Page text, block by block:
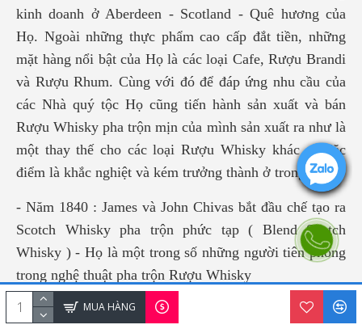
MUA HÀNG
kinh doanh ở Aberdeen - Scotland - Quê hương của
Họ. Ngoài những thực phẩm cao cấp đắt tiền, những
mặt hàng nổi bật của Họ là các loại Cafe, Rượu Brandi
và Rượu Rhum. Cùng với đó để đáp ứng nhu cầu của
các Nhà quý tộc Họ cũng tiến hành sản xuất và bán
Rượu Whisky pha trộn mịn của mình sản xuất ra như là
một thay thế cho các loại Rượu Whisky khác có đặc
điểm là khắc nghiệt và kém trưởng thành ở trong vùng.
- Năm 1840 : James và John Chivas bắt đầu chế tạo ra
Scotch Whisky pha trộn phức tạp ( Blend Scotch
Whisky ) - Họ là một trong số những người tiên phong
trong nghệ thuật pha trộn Rượu Whisky
- Năm 1843 : Nhờ những dịch vụ tuyệt vời, Anh Em